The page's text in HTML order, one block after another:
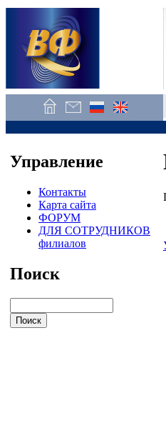
Управление
Контакты
Карта сайта
ФОРУМ
ДЛЯ СОТРУДНИКОВ
филиалов
Поиск